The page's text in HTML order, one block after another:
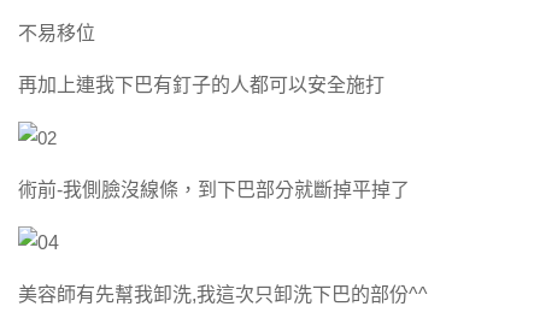
不易移位
再加上連我下巴有釘子的人都可以安全施打
術前-我側臉沒線條，到下巴部分就斷掉平掉了
美容師有先幫我卸洗,我這次只卸洗下巴的部份^^